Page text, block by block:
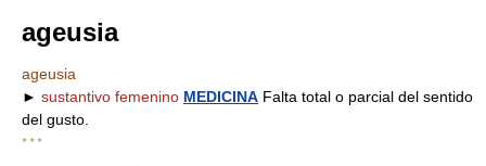
ageusia
ageusia
► sustantivo femenino MEDICINA Falta total o parcial del sentido
del gusto.
* * *